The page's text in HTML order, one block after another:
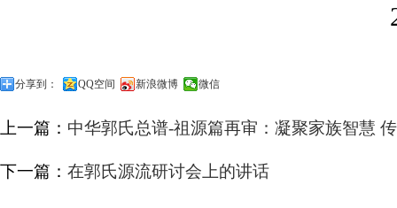
分享到： QQ空间 新浪微博 微信
上一篇： 中华郭氏总谱-祖源篇再审：凝聚家族智慧
下一篇： 在郭氏源流研讨会上的讲话